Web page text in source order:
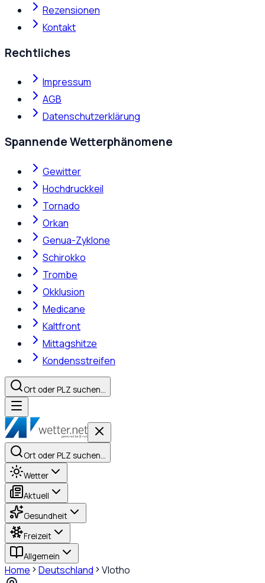
Rezensionen
Kontakt
Rechtliches
Impressum
AGB
Datenschutzerklärung
Spannende Wetterphänomene
Gewitter
Hochdruckkeil
Tornado
Orkan
Genua-Zyklone
Schirokko
Trombe
Okklusion
Medicane
Kaltfront
Mittagshitze
Kondensstreifen
Ort oder PLZ suchen…
Ort oder PLZ suchen…
Wetter
Aktuell
Gesundheit
Freizeit
Allgemein
Home Deutschland Vlotho